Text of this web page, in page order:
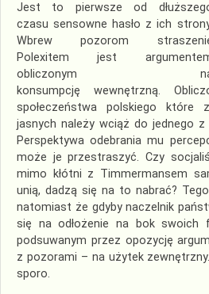
Jest to pierwsze od
czasu sensowne hasło z ich
Wbrew pozorom
Polexitem jest
obliczonym
konsumpcję wewnętrzną.
społeczeństwa polskiego które
jasnych należy wciąż do jednego z
Perspektywa odebrania mu
może je przestraszyć. Czy
mimo kłótni z Timmermansem
unią, dadzą się na to nabrać?
natomiast że gdyby naczelnik
się na odłożenie na bok
podsuwanym przez opozycję
z pozorami – na użytek
sporo.